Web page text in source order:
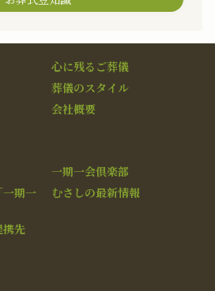
心に残るご葬儀
葬儀のスタイル
会社概要
一期一会倶楽部
期一
むさしの最新情報
携先